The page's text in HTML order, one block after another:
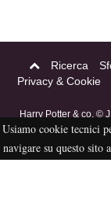
Ricerca
Privacy & Cookie
Harry Potter & co. ©
riservati.
tutti i materiali in
sono proprietà dei
Usiamo cookie tecnici
navigare su questo sito